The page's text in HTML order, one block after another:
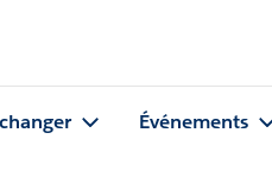
Événements